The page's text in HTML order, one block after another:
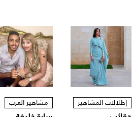
إطلالات المشاهير مشاهير العرب